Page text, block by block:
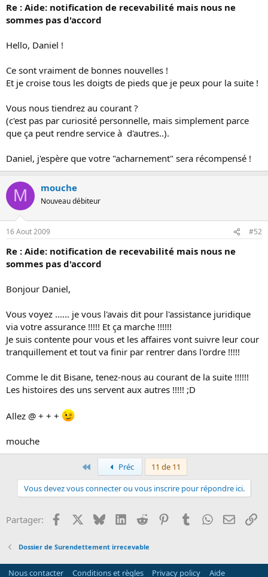
Re : Aide: notification de recevabilité mais nous ne
sommes pas d'accord
Hello, Daniel !
Ce sont vraiment de bonnes nouvelles !
Et je croise tous les doigts de pieds que je peux pour la suite !
Vous nous tiendrez au courant ?
(c'est pas par curiosité personnelle, mais simplement parce
que ça peut rendre service à d'autres..).
Daniel, j'espère que votre "acharnement" sera récompensé !
M mouche
Nouveau débiteur
16 Aout 2009 #52
Re : Aide: notification de recevabilité mais nous ne
sommes pas d'accord
Bonjour Daniel,
Vous voyez ...... je vous l'avais dit pour l'assistance juridique
via votre assurance !!!!! Et ça marche !!!!!!
Je suis contente pour vous et les affaires vont suivre leur cour
tranquillement et tout va finir par rentrer dans l'ordre !!!!!
Comme le dit Bisane, tenez-nous au courant de la suite !!!!!!
Les histoires des uns servent aux autres !!!!! ;D
Allez @ + + +
mouche
PremierPréc
11 de 11
Vous devez vous connecter ou vous inscrire pour répondre ici.
Partager: Facebook BlueskyLinkedInReddit PinterestTumblrWhatsApp
Email
Dossier de Surendettement irrecevable
Nous contacter Conditions et règles Privacy policy Aide